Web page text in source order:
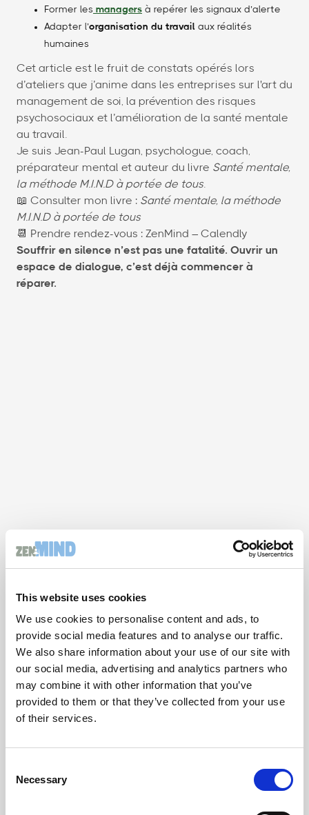
This website uses cookies
We use cookies to personalise content and ads, to
provide social media features and to analyse our traffic.
We also share information about your use of our site with
our social media, advertising and analytics partners who
may combine it with other information that you’ve
provided to them or that they’ve collected from your use
of their services.
Selection
Necessary
Former les managers à repérer les signaux d’alerte
Adapter l’organisation du travail aux réalités
humaines
Cet article est le fruit de constats opérés lors
d’ateliers que j’anime dans les entreprises sur l'art du
management de soi, la prévention des risques
psychosociaux et l’amélioration de la santé mentale
au travail.
Je suis Jean-Paul Lugan, psychologue, coach,
préparateur mental et auteur du livre Santé mentale,
la méthode M.I.N.D à portée de tous.
📖 Consulter mon livre : Santé mentale, la méthode
M.I.N.D à portée de tous
📆 Prendre rendez-vous : ZenMind – Calendly
Souffrir en silence n’est pas une fatalité. Ouvrir un
espace de dialogue, c’est déjà commencer à
réparer.